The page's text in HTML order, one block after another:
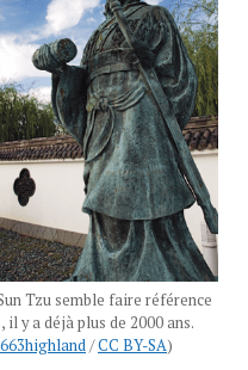
Tzu semble faire référence
y a déjà plus de 2000 ans.
663highland/CC BY-SA)